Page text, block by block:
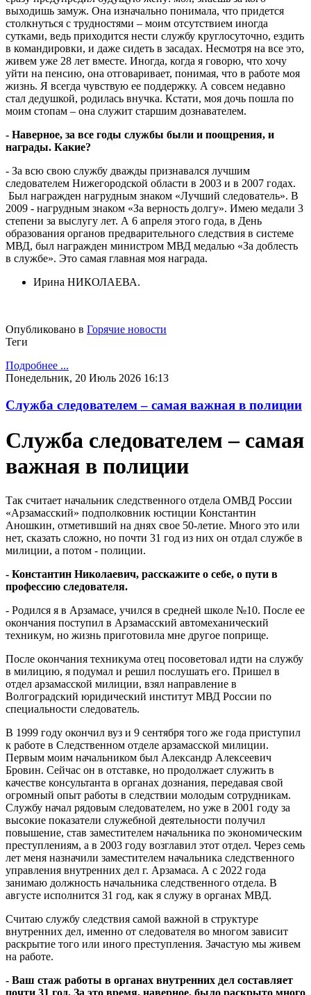
выходишь замуж. Она изначально понимала, что придется
столкнуться с трудностями – моим отсутствием иногда
сутками, ведь приходится нести службу круглосуточно, ездить
в командировки, и даже сидеть в засадах. Несмотря на все это,
живем уже 28 лет вместе. Иногда, когда я говорю, что хочу
уйти на пенсию, она отговаривает, понимая, что в работе моя
жизнь. Я всегда чувствую ее поддержку. А совсем недавно
стал дедушкой, родилась внучка. Кстати, моя дочь пошла по
моим стопам – она служит старшим дознавателем.
- Наверное, за все годы службы были и поощрения, и
награды. Какие?
- За всю свою службу дважды признавался лучшим
следователем Нижегородской области в 2003 и в 2007 годах.
Был награжден нагрудным знаком «Лучший следователь». В
2009 - нагрудным знаком «За верность долгу». Имею медали 3
степени за выслугу лет. А 6 апреля этого года, в День
образования органов предварительного следствия в системе
МВД, был награжден министром МВД медалью «За доблесть
в службе». Это самая главная моя награда.
Ирина НИКОЛАЕВА.
Опубликовано в Горячие новости
Теги
Подробнее ...
Понедельник, 20 Июль 2026 16:13
Служба следователем – самая важная в полиции
Служба следователем – самая
важная в полиции
Так считает начальник следственного отдела ОМВД России
«Арзамасский» подполковник юстиции Константин
Аношкин, отметивший на днях свое 50-летие. Много это или
нет, сказать сложно, но почти 31 год из них он отдал службе в
милиции, а потом - полиции.
- Константин Николаевич, расскажите о себе, о пути в
профессию следователя.
- Родился я в Арзамасе, учился в средней школе №10. После ее
окончания поступил в Арзамасский автомеханический
техникум, но жизнь приготовила мне другое поприще.
После окончания техникума отец посоветовал идти на службу
в милицию, я подумал и решил послушать его. Пришел в
отдел арзамасской милиции, взял направление в
Волгоградский юридический институт МВД России по
специальности следователь.
В 1999 году окончил вуз и 9 сентября того же года приступил
к работе в Следственном отделе арзамасской милиции.
Первым моим начальником был Александр Алексеевич
Бровин. Сейчас он в отставке, но продолжает служить в
качестве консультанта в органах дознания, передавая свой
огромный опыт работы в следствии молодым сотрудникам.
Службу начал рядовым следователем, но уже в 2001 году за
высокие показатели служебной деятельности получил
повышение, став заместителем начальника по экономическим
преступлениям, а в 2003 году возглавил этот отдел. Через семь
лет меня назначили заместителем начальника следственного
управления внутренних дел г. Арзамаса. А с 2022 года
занимаю должность начальника следственного отдела. В
августе исполнится 31 год, как я служу в органах МВД.
Считаю службу следствия самой важной в структуре
внутренних дел, именно от следователя во многом зависит
раскрытие того или иного преступления. Зачастую мы живем
на работе.
- Ваш стаж работы в органах внутренних дел составляет
почти 31 год. За это время, наверное, было раскрыто много